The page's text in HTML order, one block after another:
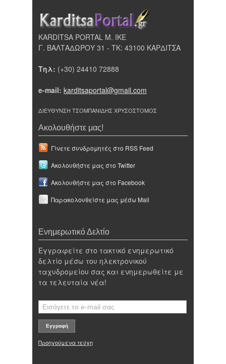
KARDITSA PORTAL Μ. ΙΚΕ
Γ. ΒΑΛΤΑΔΩΡΟΥ 31 - ΤΚ: 43100 ΚΑΡΔΙΤΣΑ
Τηλ: (+30) 24410 72888
e-mail: karditsaportal@gmail.com
ΔΙΕΥΘΥΝΣΗ ΤΣΟΜΠΑΝΙΔΗΣ ΧΡΥΣΟΣΤΟΜΟΣ
Ακολουθήστε μας!
Γίνετε συνδρομητές στο RSS Feed
Ακολουθήστε μας στο Twitter
Ακολουθήστε μας στο Facebook
Παρακολουθείστε μας μέσω Mail
Ενημερωτικό Δελτίο
Εγγραφείτε στο τακτικό ενημερωτικό
δελτίο μέσω του ηλεκτρονικού
ταχυδρομείου σας και ενημερωθείτε με
τα τελευταία νέα!
Προηγούμενα τεύχη